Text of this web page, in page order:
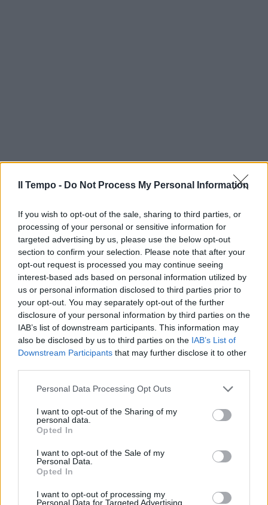
Il Tempo - Do Not Process My Personal Information
If you wish to opt-out of the sale, sharing to third parties, or
processing of your personal or sensitive information for
targeted advertising by us, please use the below opt-out
section to confirm your selection. Please note that after your
opt-out request is processed you may continue seeing
interest-based ads based on personal information utilized by
us or personal information disclosed to third parties prior to
your opt-out. You may separately opt-out of the further
disclosure of your personal information by third parties on the
IAB’s list of downstream participants. This information may
also be disclosed by us to third parties on the IAB’s List of
Downstream Participants that may further disclose it to other
Personal Data Processing Opt Outs
I want to opt-out of the Sharing of my
personal data.
Opted In
I want to opt-out of the Sale of my
Personal Data.
Opted In
I want to opt-out of processing my
Personal Data for Targeted Advertising.